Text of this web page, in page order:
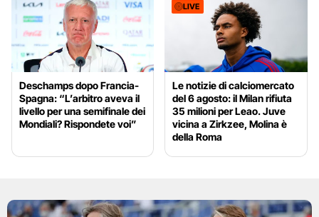
Deschamps dopo Francia-
Spagna: “L’arbitro aveva il
livello per una semifinale dei
Mondiali? Rispondete voi”
LIVE
Le notizie di calciomercato
del 6 agosto: il Milan rifiuta
35 milioni per Leao. Juve
vicina a Zirkzee, Molina è
della Roma